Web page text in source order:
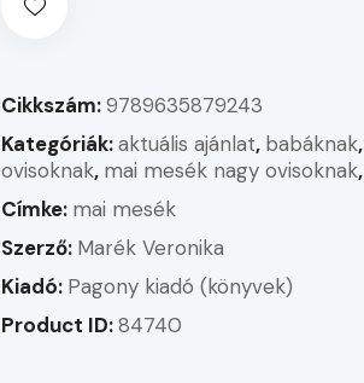
Cikkszám:9789635879243
Kategóriák:aktuális ajánlat, babáknak,
ovisoknak, mai mesék nagy ovisoknak,
Címke: mai mesék
Szerző: Marék Veronika
Kiadó: Pagony kiadó (könyvek)
Product ID:84740